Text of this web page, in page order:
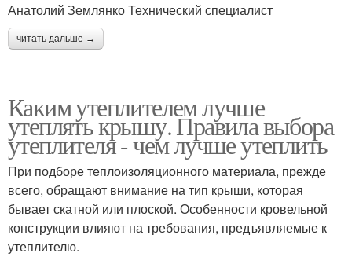
Анатолий Землянко Технический специалист
читать дальше →
Каким утеплителем лучше
утеплять крышу. Правила выбора
утеплителя - чем лучше утеплить
При подборе теплоизоляционного материала, прежде
всего, обращают внимание на тип крыши, которая
бывает скатной или плоской. Особенности кровельной
конструкции влияют на требования, предъявляемые к
утеплителю.